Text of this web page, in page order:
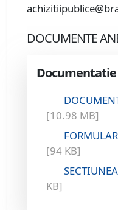
DOCUMENTE
[10.98 MB]
[94 KB]
KB]